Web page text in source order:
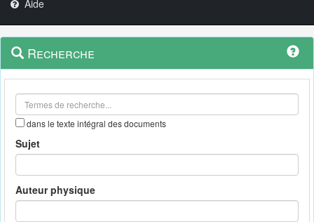
Aide
Navigation
outils
Menu
contextuel
Recherche
dans le texte intégral des documents
Sujet
Auteur physique